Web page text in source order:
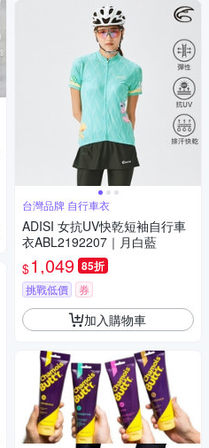
台灣品牌 自行車衣
ADISI 女抗UV快乾短袖自行車
衣ABL2192207｜月白藍
$1,049 85折
挑戰低價 券
加入購物車